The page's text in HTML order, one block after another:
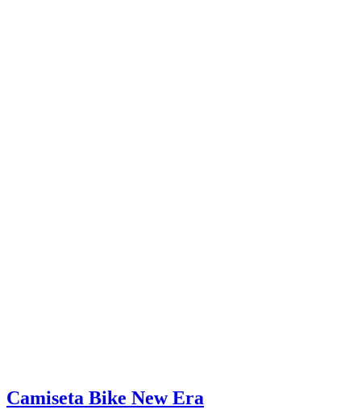
Camiseta Bike New Era